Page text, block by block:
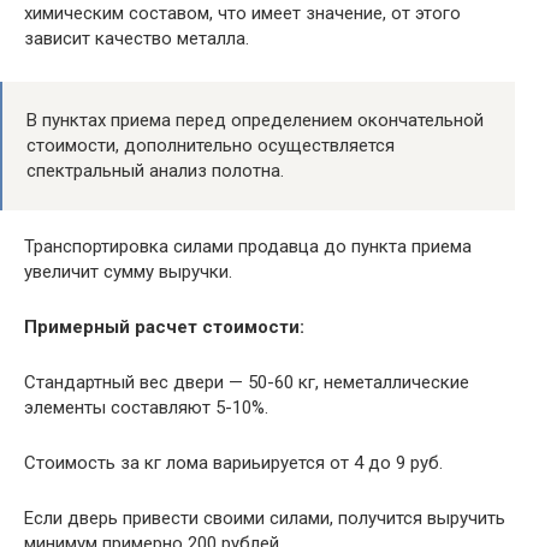
химическим составом, что имеет значение, от этого
зависит качество металла.
В пунктах приема перед определением окончательной
стоимости, дополнительно осуществляется
спектральный анализ полотна.
Транспортировка силами продавца до пункта приема
увеличит сумму выручки.
Примерный расчет стоимости:
Стандартный вес двери — 50-60 кг, неметаллические
элементы составляют 5-10%.
Стоимость за кг лома вариьируется от 4 до 9 руб.
Если дверь привести своими силами, получится выручить